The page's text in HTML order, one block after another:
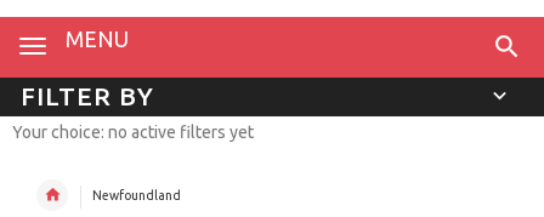
MENU
FILTER BY
Your choice: no active filters yet
Newfoundland